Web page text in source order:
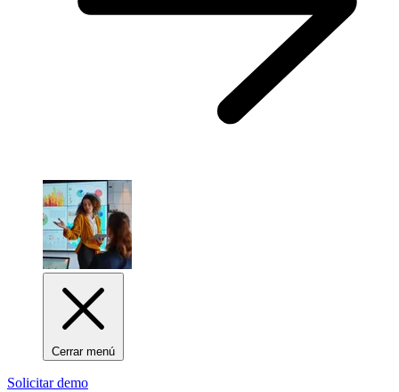
Cerrar menú
Solicitar demo